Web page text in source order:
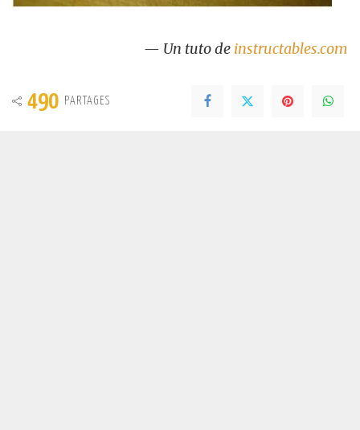
— Un tuto de instructables.com
490 PARTAGES